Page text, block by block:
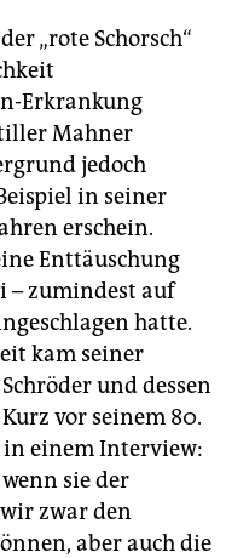
„rote Schorsch“
Erkrankung
Mahner
jedoch
in seiner
erschein.
Enttäuschung
– zumindest auf
hatte.
kam seiner
und dessen
vor seinem 80.
einem Interview:
sie der
zwar den
aber auch die